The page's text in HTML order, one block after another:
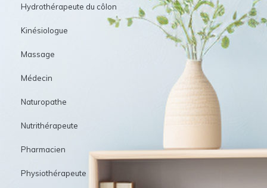
Hydrothérapeute du côlon
Kinésiologue
Massage
Médecin
Naturopathe
Nutrithérapeute
Pharmacien
Physiothérapeute